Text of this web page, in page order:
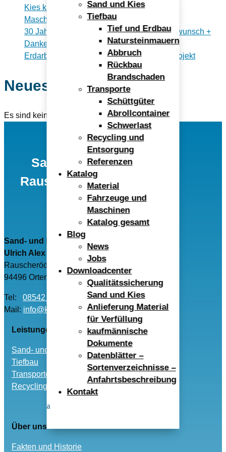
Sand und Kies
Tiefbau
Tief und Erdbau
Natursteinmauern
Abbruch
Rückbau
Brandschaden
Transporte
Schüttgüter
Abrollcontainer
Schwerlast
Recycling und
Entsorgung
Referenzen
Katalog
Material
Fahrzeuge und
Maschinen
Katalog gesamt
Blog
News
Jobs
Downloadcenter
Qualitätssicherung
Sand und Kies
Anlieferung Material
für Verfüllung
kaufmännische
Dokumente
Datenblätter –
Sortenverzeichnisse –
Anfahrtsbeschreibung
Kontakt
Kies kaufen: Abholen oder liefern lassen?
Maschinist gesucht!
30 Jahre im Kieswerk Rauscheröd – Glückwunsch +
Dankeschön Helene
Erdarbeiten: Vom Hausbau bis zum Großprojekt
Neueste Kommentare
Es sind keine Kommentare vorhanden.
Sand- und Kieswerk
Rauscheröd Ulrich Alex
GmbH
Sand- und Kieswerk Rauscheröd
Ulrich Alex GmbH
Rauscheröd 4
94496 Ortenburg
Tel: 08542 – 96040
Mail: info@kwr-alex.de
Leistungen
Sand- und Kies
Tiefbau
Transporte
Recycling und Entsorgung
Über uns
Fakten und Historie